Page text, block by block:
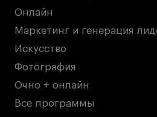
Онлайн
Маркетинг и генерация
Искусство
Фотография
Очно + онлайн
Все программы